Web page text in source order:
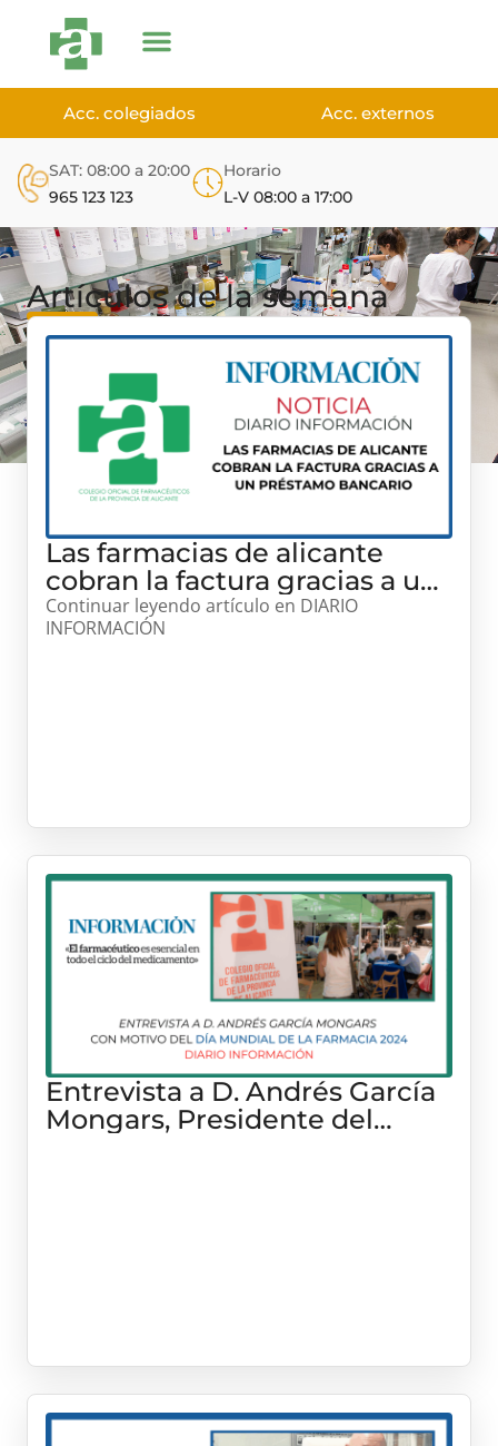
Acc. colegiados Acc. externos
SAT: 08:00 a 20:00
965 123 123
Horario
L-V 08:00 a 17:00
Artículos de la semana
Las farmacias de alicante
cobran la factura gracias a un
préstamo bancario
Continuar leyendo artículo en DIARIO
INFORMACIÓN
Entrevista a D. Andrés García
Mongars, Presidente del